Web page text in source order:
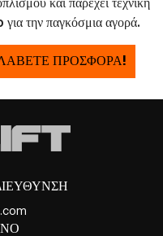
και παρέχει τεχνική
την παγκόσμια αγορά.
ΠΡΟΣΦΟΡΑ!